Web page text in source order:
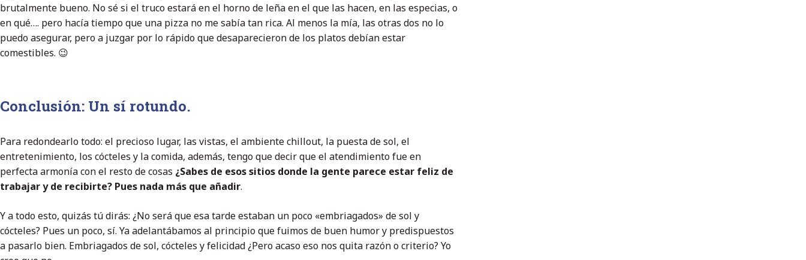
brutalmente bueno. No sé si el truco estará en el horno de leña en el que las hacen, en las especias, o
en qué…. pero hacía tiempo que una pizza no me sabía tan rica. Al menos la mía, las otras dos no lo
puedo asegurar, pero a juzgar por lo rápido que desaparecieron de los platos debían estar
comestibles. 😉
Conclusión: Un sí rotundo.
Para redondearlo todo: el precioso lugar, las vistas, el ambiente chillout, la puesta de sol, el
entretenimiento, los cócteles y la comida, además, tengo que decir que el atendimiento fue en
perfecta armonía con el resto de cosas ¿Sabes de esos sitios donde la gente parece estar feliz de
trabajar y de recibirte? Pues nada más que añadir.
Y a todo esto, quizás tú dirás: ¿No será que esa tarde estaban un poco «embriagados» de sol y
cócteles? Pues un poco, sí. Ya adelantábamos al principio que fuimos de buen humor y predispuestos
a pasarlo bien. Embriagados de sol, cócteles y felicidad ¿Pero acaso eso nos quita razón o criterio? Yo